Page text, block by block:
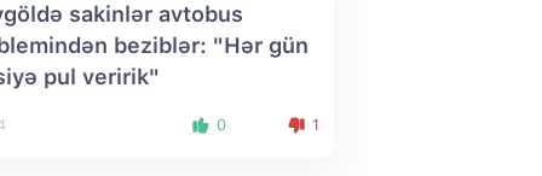
sakinlər avtobus
beziblər: "Hər gün
pul veririk"
0 1